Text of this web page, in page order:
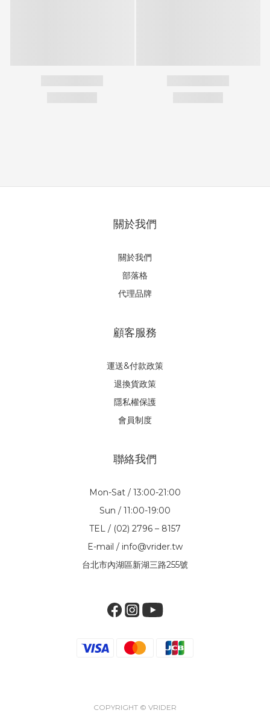
關於我們
關於我們
部落格
代理品牌
顧客服務
運送&付款政策
退換貨政策
隱私權保護
會員制度
聯絡我們
Mon-Sat / 13:00-21:00
Sun / 11:00-19:00
TEL / (02) 2796 – 8157
E-mail / info@vrider.tw
台北市內湖區新湖三路255號
COPYRIGHT © VRIDER